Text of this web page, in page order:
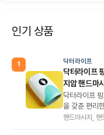
인기 상품
1 닥터라이프
닥터라이프
지압 핸드마
닥터라이프
을 갖춘 편리
핸드마사지, 핸